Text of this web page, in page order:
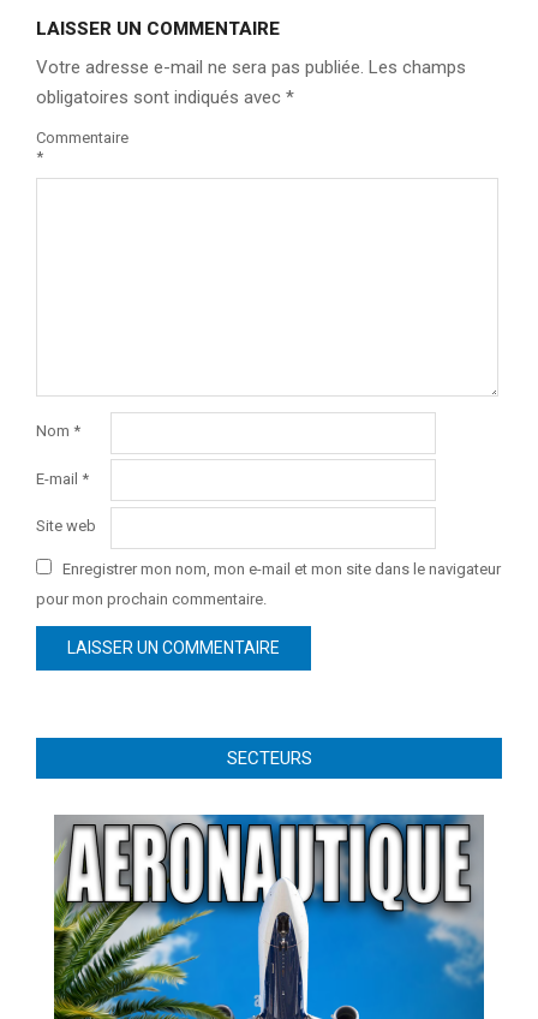
LAISSER UN COMMENTAIRE
Votre adresse e-mail ne sera pas publiée. Les champs
obligatoires sont indiqués avec *
Commentaire
*
Nom *
E-mail *
Site web
Enregistrer mon nom, mon e-mail et mon site dans le navigateur
pour mon prochain commentaire.
SECTEURS